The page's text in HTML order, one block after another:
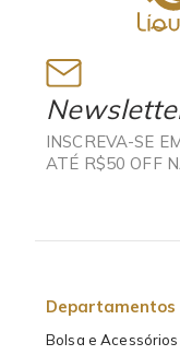
INSCREVA-SE
ATÉ R$50 OFF
Departamentos
Bolsa e Acessórios